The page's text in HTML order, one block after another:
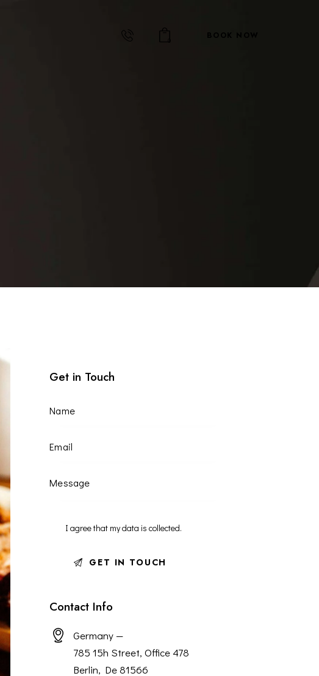
0
Get in Touch
I agree that my data is collected.
Contact Info
Germany —
785 15h Street, Office 478
Berlin, De 81566